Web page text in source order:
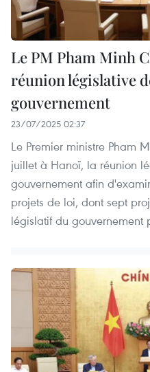
Le PM Pham Minh
réunion législative
gouvernement
23/07/2025 02:37
Le Premier ministre Pham
juillet à Hanoï, la réunion
gouvernement afin
projets de loi, dont sept
législatif du gouvernement